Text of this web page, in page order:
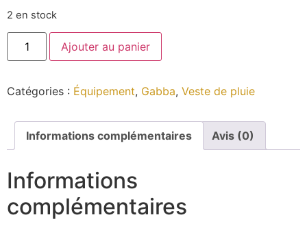
2 en stock
Ajouter au panier
Catégories : Équipement, Gabba, Veste de pluie
Informations complémentaires Avis (0)
Informations
complémentaires